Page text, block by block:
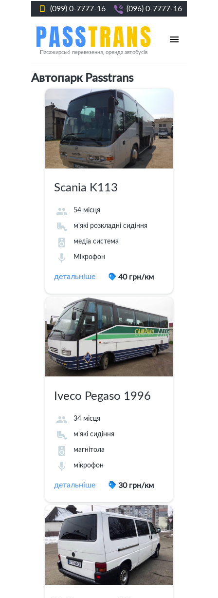
(099) 0-7777-16 (096) 0-7777-16
Пасажирські перевезення, оренда автобусів
Автопарк Passtrans
Scania K113
54 місця
м'які розкладні сидіння
медіа система
Мікрофон
детальніше 40 грн/км
Iveco Pegaso 1996
34 місця
м'які сидіння
магнітола
мікрофон
детальніше 30 грн/км